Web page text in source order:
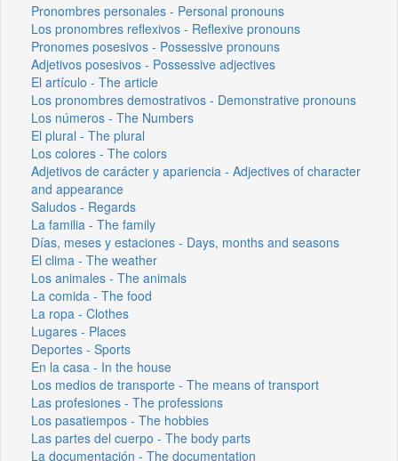
Pronombres personales - Personal pronouns
Los pronombres reflexivos - Reflexive pronouns
Pronomes posesivos - Possessive pronouns
Adjetivos posesivos - Possessive adjectives
El artículo - The article
Los pronombres demostrativos - Demonstrative pronouns
Los números - The Numbers
El plural - The plural
Los colores - The colors
Adjetivos de carácter y apariencia - Adjectives of character
and appearance
Saludos - Regards
La familia - The family
Días, meses y estaciones - Days, months and seasons
El clima - The weather
Los animales - The animals
La comida - The food
La ropa - Clothes
Lugares - Places
Deportes - Sports
En la casa - In the house
Los medios de transporte - The means of transport
Las profesiones - The professions
Los pasatiempos - The hobbies
Las partes del cuerpo - The body parts
La documentación - The documentation